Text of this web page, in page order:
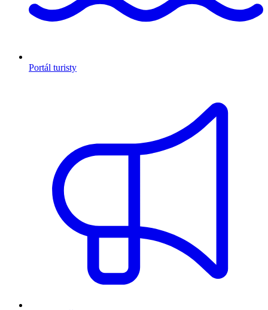
Portál turisty